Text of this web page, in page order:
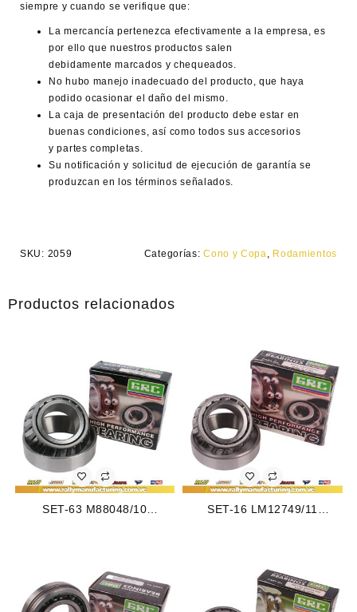
siempre y cuando se verifique que:
La mercancía pertenezca efectivamente a la empresa, es
por ello que nuestros productos salen
debidamente marcados y chequeados.
No hubo manejo inadecuado del producto, que haya
podido ocasionar el daño del mismo.
La caja de presentación del producto debe estar en
buenas condiciones, así como todos sus accesorios
y partes completas.
Su notificación y solicitud de ejecución de garantía se
produzcan en los términos señalados.
SKU: 2059 Categorías:Cono y Copa, Rodamientos
Productos relacionados
SET-63 M88048/10
1500 02-03 (2065)
SET-16 LM12749/11
(2062)